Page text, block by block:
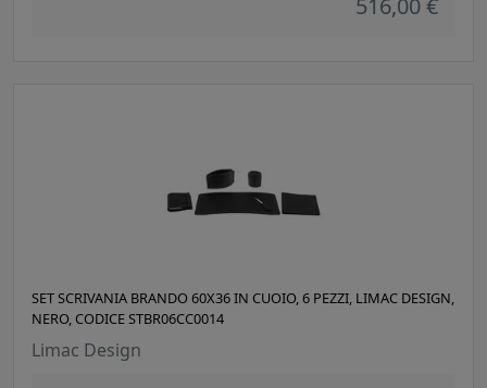
516,00 €
SET SCRIVANIA BRANDO 60X36 IN CUOIO, 6 PEZZI, LIMAC DESIGN,
NERO, CODICE STBR06CC0014
Limac Design